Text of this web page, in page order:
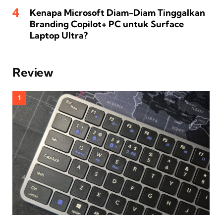
Kenapa Microsoft Diam-Diam Tinggalkan
Branding Copilot+ PC untuk Surface
Laptop Ultra?
Review